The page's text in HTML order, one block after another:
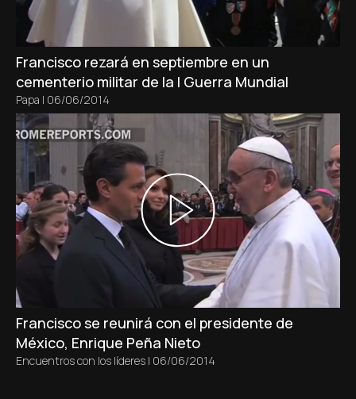
Francisco rezará en septiembre en un
cementerio militar de la I Guerra Mundial
Papa | 06/06/2014
Francisco se reunirá con el presidente de
México, Enrique Peña Nieto
Encuentros con los líderes | 06/06/2014